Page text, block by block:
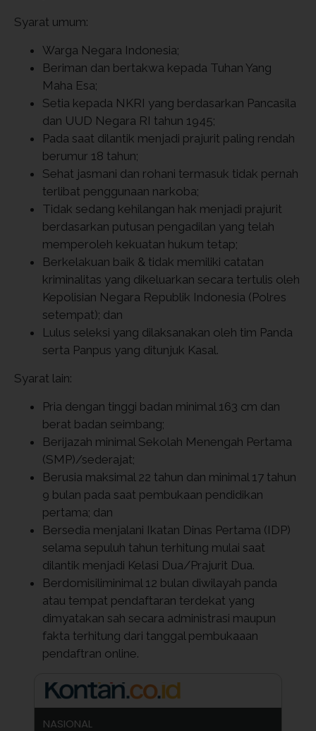
Syarat umum:
Warga Negara Indonesia;
Beriman dan bertakwa kepada Tuhan Yang
Maha Esa;
Setia kepada NKRI yang berdasarkan Pancasila
dan UUD Negara RI tahun 1945;
Pada saat dilantik menjadi prajurit paling rendah
berumur 18 tahun;
Sehat jasmani dan rohani termasuk tidak pernah
terlibat penggunaan narkoba;
Tidak sedang kehilangan hak menjadi prajurit
berdasarkan putusan pengadilan yang telah
memperoleh kekuatan hukum tetap;
Berkelakuan baik & tidak memiliki catatan
kriminalitas yang dikeluarkan secara tertulis oleh
Kepolisian Negara Republik Indonesia (Polres
setempat); dan
Lulus seleksi yang dilaksanakan oleh tim Panda
serta Panpus yang ditunjuk Kasal.
Syarat lain:
Pria dengan tinggi badan minimal 163 cm dan
berat badan seimbang;
Berijazah minimal Sekolah Menengah Pertama
(SMP)/sederajat;
Berusia maksimal 22 tahun dan minimal 17 tahun
9 bulan pada saat pembukaan pendidikan
pertama; dan
Bersedia menjalani Ikatan Dinas Pertama (IDP)
selama sepuluh tahun terhitung mulai saat
dilantik menjadi Kelasi Dua/Prajurit Dua.
Berdomisiliminimal 12 bulan diwilayah panda
atau tempat pendaftaran terdekat yang
dimyatakan sah secara administrasi maupun
fakta terhitung dari tanggal pembukaaan
pendaftran online.
NASIONAL